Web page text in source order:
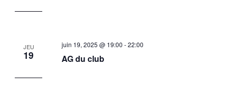
JEU
19 AG du club
juin 19, 2025 @ 19:00 -22:00